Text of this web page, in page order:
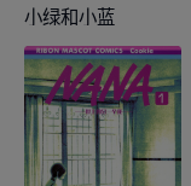
小绿和小蓝